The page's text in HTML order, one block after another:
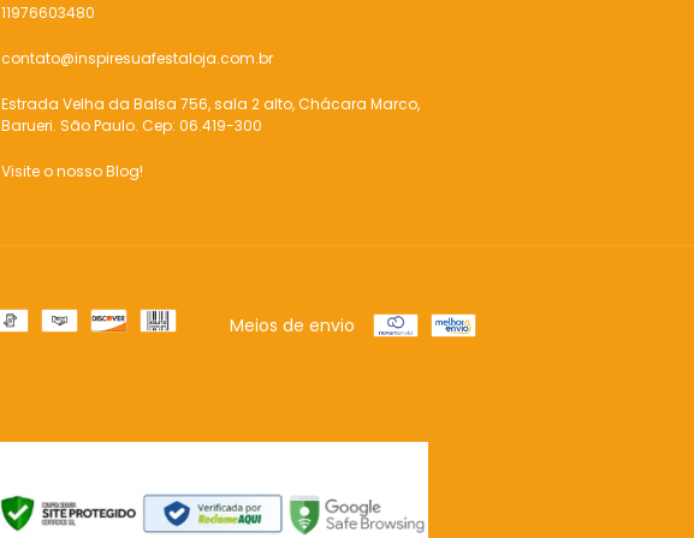
11976603480
contato@inspiresuafestaloja.com.br
Estrada Velha da Balsa 756, sala 2 alto, Chácara Marco,
Barueri. São Paulo. Cep: 06.419-300
Visite o nosso Blog!
Meios de envio